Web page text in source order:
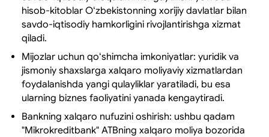
hisob-kitoblar Oʻzbekistonning xorijiy davlatlar bilan
savdo-iqtisodiy hamkorligini rivojlantirishga xizmat
qiladi.
Mijozlar uchun qoʻshimcha imkoniyatlar: yuridik va
jismoniy shaxslarga xalqaro moliyaviy xizmatlardan
foydalanishda yangi qulayliklar yaratiladi, bu esa
ularning biznes faoliyatini yanada kengaytiradi.
Bankning xalqaro nufuzini oshirish: ushbu qadam
"Mikrokreditbank" ATBning xalqaro moliya bozorida